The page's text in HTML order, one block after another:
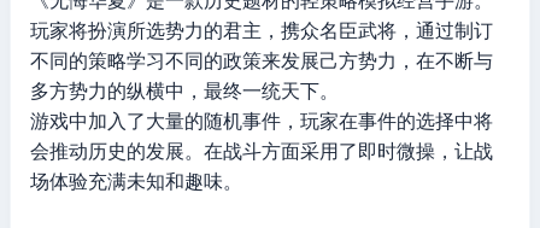
玩家将扮演所选势力的君主，携众名臣武将，通过制订
不同的策略学习不同的政策来发展己方势力，在不断与
多方势力的纵横中，最终一统天下。
游戏中加入了大量的随机事件，玩家在事件的选择中将
会推动历史的发展。在战斗方面采用了即时微操，让战
场体验充满未知和趣味。